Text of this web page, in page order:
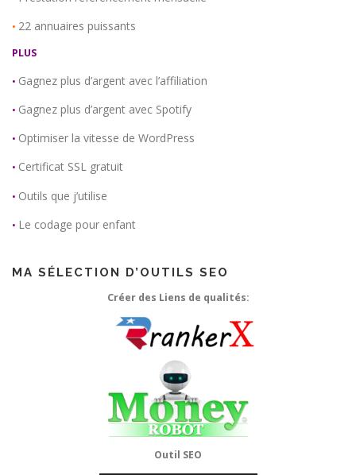
• 22 annuaires puissants
PLUS
• Gagnez plus d’argent avec l’affiliation
• Gagnez plus d’argent avec Spotify
• Optimiser la vitesse de WordPress
• Certificat SSL gratuit
• Outils que j’utilise
• Le codage pour enfant
MA SÉLECTION D’OUTILS SEO
Créer des Liens de qualités:
Outil SEO